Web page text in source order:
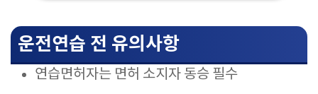
운전연습 전 유의사항
연습면허자는 면허 소지자 동승 필수